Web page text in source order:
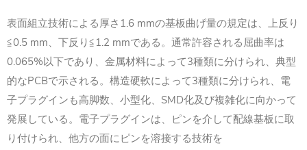
表面組立技術による厚さ1.6 mmの基板曲げ量の規定は、上反り
≦0.5 mm、下反り≦1.2 mmである。通常許容される屈曲率は
0.065%以下であり、金属材料によって3種類に分けられ、典型
的なPCBで示される。構造硬軟によって3種類に分けられ、電
子プラグインも高脚数、小型化、SMD化及び複雑化に向かって
発展している。電子プラグインは、ピンを介して配線基板に取
り付けられ、他方の面にピンを溶接する技術を